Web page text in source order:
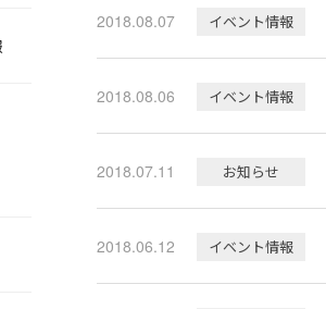
2018.08.07 イベント情報
2018.08.06 イベント情報
2018.07.11 お知らせ
2018.06.12 イベント情報